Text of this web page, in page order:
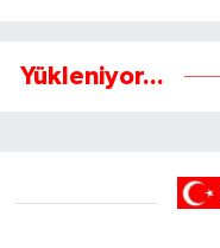
Yükleniyor...